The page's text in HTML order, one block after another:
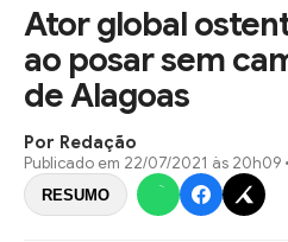
Ator global
ao posar sem
de Alagoas
Por Redação
Publicado em 22/07/2021 às 20h09
RESUMO